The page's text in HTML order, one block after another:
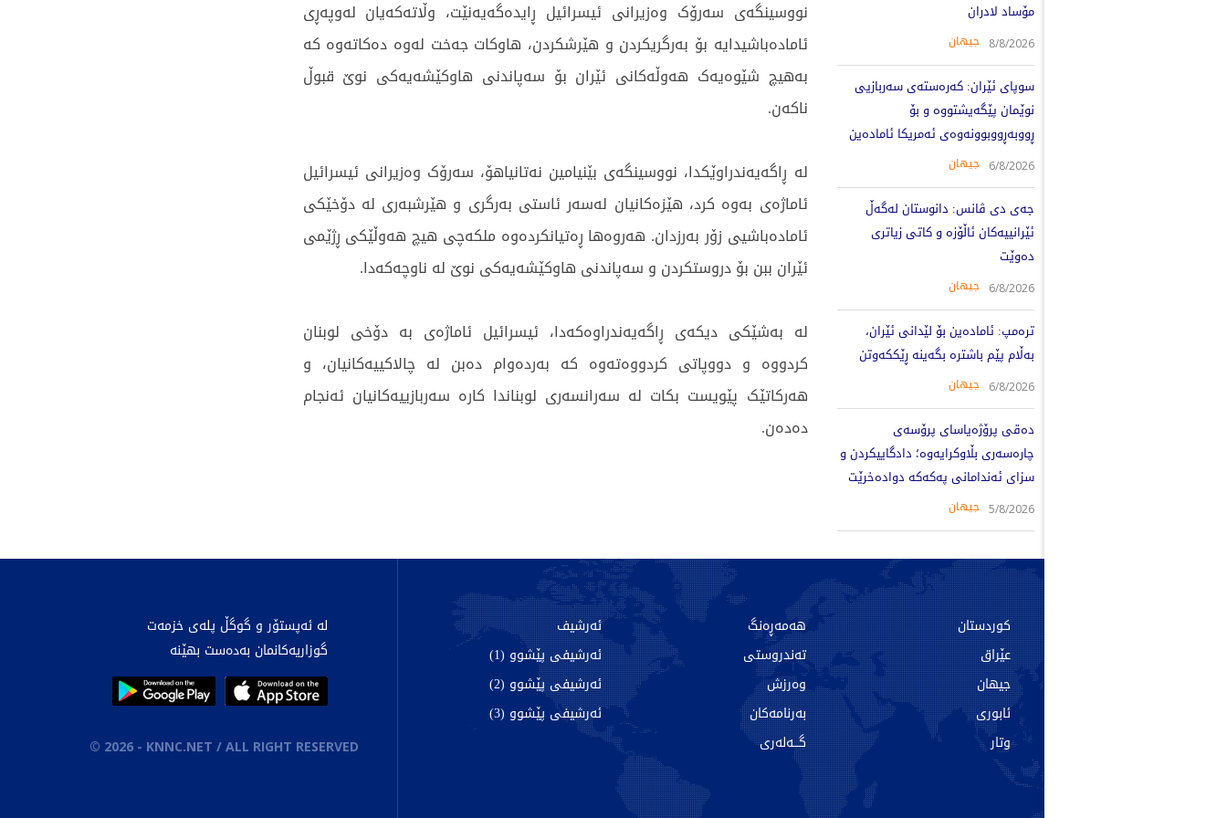
مۆساد لادران
8/8/2026 جیهان
سوپای ئێران: کەرەستەی سەربازیی
نوێمان پێگەیشتووە و بۆ
ڕووبەڕووبوونەوەی ئەمریکا ئامادەین
6/8/2026 جیهان
جەی دی ڤانس: دانوستان لەگەڵ
ئێرانییەکان ئاڵۆزە و کاتی زیاتری
دەوێت
6/8/2026 جیهان
ترەمپ: ئامادەین بۆ لێدانی ئێران،
بەڵام پێم باشترە بگەینە ڕێککەوتن
6/8/2026 جیهان
دەقی پرۆژەیاسای پرۆسەی
چارەسەری بڵاوکرایەوە؛ دادگاییکردن و
سزای ئەندامانی پەکەکە دوادەخرێت
5/8/2026 جیهان
نووسینگەی سەرۆک وەزیرانی ئیسرائیل ڕایدەگەیەنێت، وڵاتەکەیان لەوپەڕی
ئامادەباشیدایە بۆ بەرگریکردن و هێرشکردن، هاوکات جەخت لەوە دەکاتەوە کە
بەهیچ شێوەیەک هەوڵەکانی ئێران بۆ سەپاندنی هاوکێشەیەکی نوێ قبوڵ
ناکەن.
لە ڕاگەیەندراوێکدا، نووسینگەی بێنیامین نەتانیاهۆ، سەرۆک وەزیرانی ئیسرائیل
ئاماژەی بەوە کرد، هێزەکانیان لەسەر ئاستی بەرگری و هێرشبەری لە دۆخێکی
ئامادەباشیی زۆر بەرزدان. هەروەها ڕەتیانکردەوە ملکەچی هیچ هەوڵێکی ڕژێمی
ئێران ببن بۆ دروستکردن و سەپاندنی هاوکێشەیەکی نوێ لە ناوچەکەدا.
لە بەشێکی دیکەی ڕاگەیەندراوەکەدا، ئیسرائیل ئاماژەی بە دۆخی لوبنان
کردووە و دووپاتی کردووەتەوە کە بەردەوام دەبن لە چالاکییەکانیان، و
هەرکاتێک پێویست بکات لە سەرانسەری لوبناندا کارە سەربازییەکانیان ئەنجام
دەدەن.
کوردستان
عێراق
جیهان
ئابوری
وتار
هەمەڕەنگ
تەندروستی
وەرزش
بەرنامەکان
گـــەلەری
ئەرشیف
ئەرشیفی پێشوو (1)
ئەرشیفی پێشوو (2)
ئەرشیفی پێشوو (3)
لە ئەپستۆر و گوگڵ پلەی خزمەت
گوزاریەکانمان بەدەست بهێنە
© 2026- KNNC.NET / ALL RIGHT RESERVED